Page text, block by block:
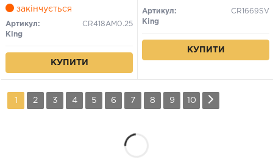
закінчується
Артикул:
CR418AM0.25
King
КУПИТИ
Артикул:
CR1669SV
King
КУПИТИ
1 2 3 4 5 6 7 8 9 10